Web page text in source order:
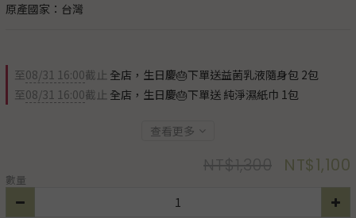
原產國家：台灣
至08/31 16:00截止 全店，生日慶🎂下單送益菌乳液隨身包 2包
至08/31 16:00截止 全店，生日慶🎂下單送 純淨濕紙巾 1包
查看更多
NT$1,100
NT$1,300
數量